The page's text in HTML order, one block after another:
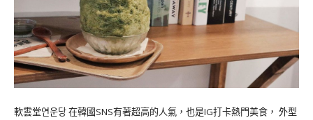
軟雲堂연운당 在韓國SNS有著超高的人氣，也是IG打卡熱門美食， 外型